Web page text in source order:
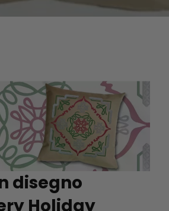
disegno
Holiday